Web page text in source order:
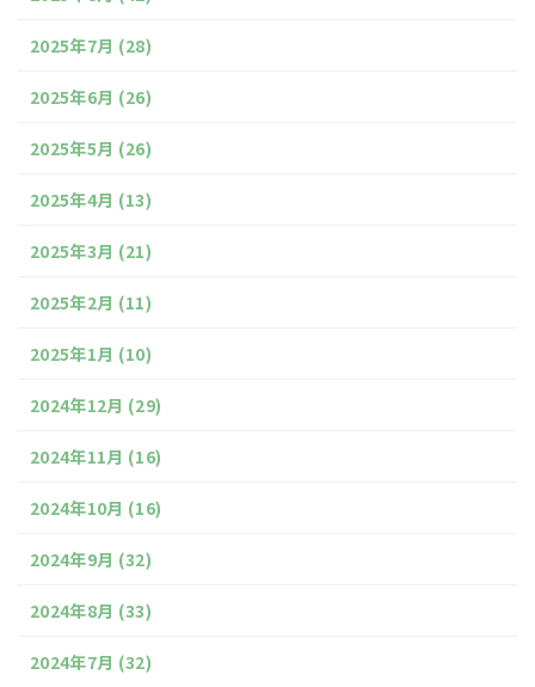
2025年7月 (28)
2025年6月 (26)
2025年5月 (26)
2025年4月 (13)
2025年3月 (21)
2025年2月 (11)
2025年1月 (10)
2024年12月 (29)
2024年11月 (16)
2024年10月 (16)
2024年9月 (32)
2024年8月 (33)
2024年7月 (32)